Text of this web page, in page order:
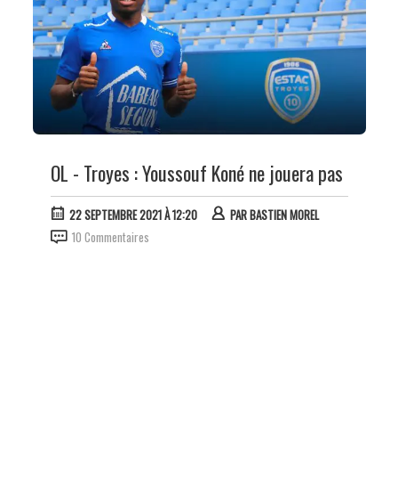
OL - Troyes : Youssouf Koné ne jouera pas
22 SEPTEMBRE 2021 À 12:20 PARBASTIEN MOREL
10 Commentaires